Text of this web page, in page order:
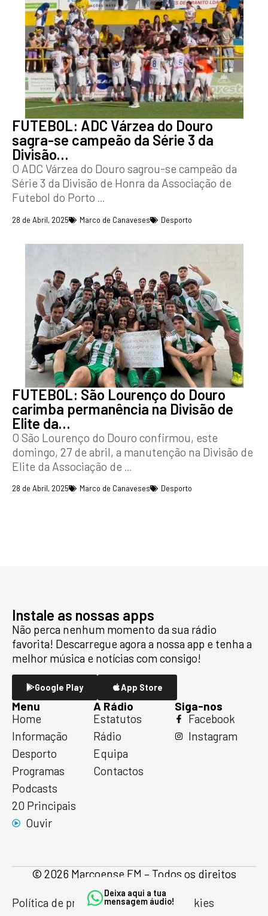
FUTEBOL: ADC Várzea do Douro
sagra-se campeão da Série 3 da
Divisão…
O ADC Várzea do Douro sagrou-se campeão da
Série 3 da Divisão de Honra da Associação de
Futebol do Porto ...
28 de Abril, 2025 Marco de Canaveses Desporto
FUTEBOL: São Lourenço do Douro
carimba permanência na Divisão de
Elite da…
O São Lourenço do Douro confirmou, este
domingo, 27 de abril, a manutenção na Divisão de
Elite da Associação de ...
28 de Abril, 2025 Marco de Canaveses Desporto
Instale as nossas apps
Não perca nenhum momento da sua rádio
favorita! Descarregue agora a nossa app e tenha a
melhor música e notícias com consigo!
Google Play App Store
Menu
Home
Informação
Desporto
Programas
Podcasts
20 Principais
Ouvir
A Rádio
Estatutos
Rádio
Equipa
Contactos
Siga-nos
Facebook
Instagram
© 2026 Marcoense FM – Todos os direitos
reservados
Política de privacidadePolítica de cookies
Deixa aqui a tua
mensagem áudio!